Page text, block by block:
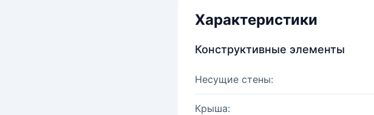
Характеристики
Конструктивные элементы
Несущие стены:
Крыша: